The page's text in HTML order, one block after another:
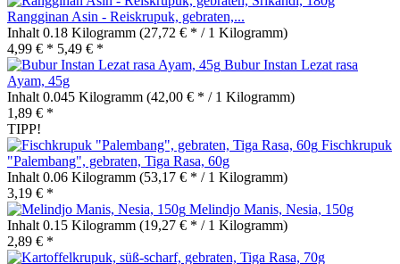
Rangginan Asin - Reiskrupuk, gebraten,...
Inhalt 0.18 Kilogramm (27,72 € * / 1 Kilogramm)
4,99 € * 5,49 € *
Bubur Instan Lezat rasa
Ayam, 45g
Inhalt 0.045 Kilogramm (42,00 € * / 1 Kilogramm)
1,89 € *
TIPP!
Fischkrupuk
"Palembang", gebraten, Tiga Rasa, 60g
Inhalt 0.06 Kilogramm (53,17 € * / 1 Kilogramm)
3,19 € *
Melindjo Manis, Nesia, 150g
Inhalt 0.15 Kilogramm (19,27 € * / 1 Kilogramm)
2,89 € *